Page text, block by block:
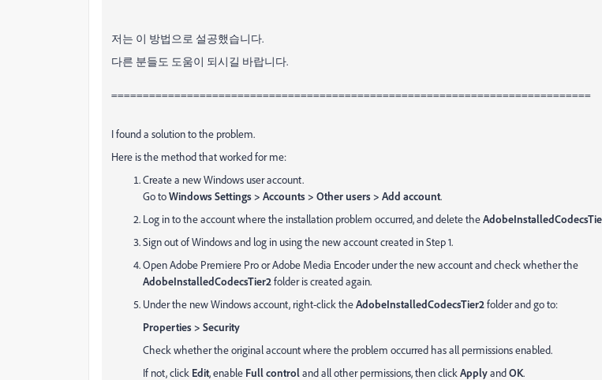
저는 이 방법으로 설공했습니다.
다른 분들도 도움이 되시길 바랍니다.
============================================================================
I found a solution to the problem.
Here is the method that worked for me:
Create a new Windows user account.
Go toWindows Settings > Accounts > Other users > Add account.
Log in to the account where the installation problem occurred, and delete the
Sign out of Windows and log in using the new account created in Step 1.
Open Adobe Premiere Pro or Adobe Media Encoder under the new account and check whether the
AdobeInstalledCodecsTier2folder is created again.
Under the new Windows account, right-click theAdobeInstalledCodecsTier2folder and go to:
Properties > Security
Check whether the original account where the problem occurred has all permissions enabled.
If not, click Edit, enable Full controland all other permissions, then clickApplyandOK.